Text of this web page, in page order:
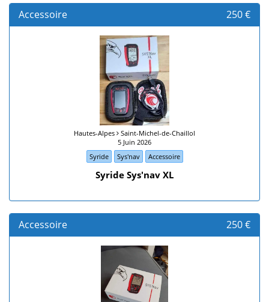
Accessoire 250 €
Hautes-Alpes
Saint-Michel-de-Chaillol
5 Juin 2026
Syride
Sys'nav Accessoire
Syride Sys'nav XL
Accessoire 250 €